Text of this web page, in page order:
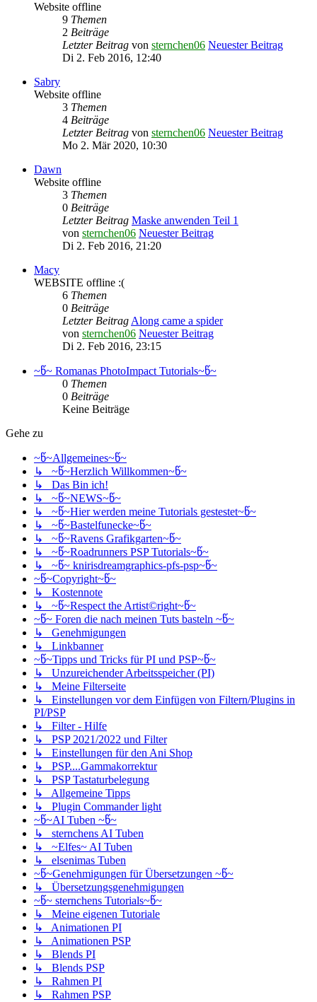
Website offline
9 Themen
2 Beiträge
Letzter Beitrag von sternchen06 Neuester Beitrag
Di 2. Feb 2016, 12:40
Sabry
Website offline
3 Themen
4 Beiträge
Letzter Beitrag von sternchen06 Neuester Beitrag
Mo 2. Mär 2020, 10:30
Dawn
Website offline
3 Themen
0 Beiträge
Letzter Beitrag Maske anwenden Teil 1
von sternchen06 Neuester Beitrag
Di 2. Feb 2016, 21:20
Macy
WEBSITE offline :(
6 Themen
0 Beiträge
Letzter BeitragAlong came a spider
von sternchen06 Neuester Beitrag
Di 2. Feb 2016, 23:15
~წ~ Romanas PhotoImpact Tutorials~წ~
0 Themen
0 Beiträge
Keine Beiträge
Gehe zu
~წ~Allgemeines~წ~
↳ ~წ~Herzlich Willkommen~წ~
↳ Das Bin ich!
↳ ~წ~NEWS~წ~
↳ ~წ~Hier werden meine Tutorials gestestet~წ~
↳ ~წ~Bastelfunecke~წ~
↳ ~წ~Ravens Grafikgarten~წ~
↳ ~წ~Roadrunners PSP Tutorials~წ~
↳ ~წ~ knirisdreamgraphics-pfs-psp~წ~
~წ~Copyright~წ~
↳ Kostennote
↳ ~წ~Respect the Artist©right~წ~
~წ~ Foren die nach meinen Tuts basteln ~წ~
↳ Genehmigungen
↳ Linkbanner
~წ~Tipps und Tricks für PI und PSP~წ~
↳ Unzureichender Arbeitsspeicher (PI)
↳ Meine Filterseite
↳ Einstellungen vor dem Einfügen von Filtern/Plugins in
PI/PSP
↳ Filter - Hilfe
↳ PSP 2021/2022 und Filter
↳ Einstellungen für den Ani Shop
↳ PSP....Gammakorrektur
↳ PSP Tastaturbelegung
↳ Allgemeine Tipps
↳ Plugin Commander light
~წ~AI Tuben ~წ~
↳ sternchens AI Tuben
↳ ~Elfes~ AI Tuben
↳ elsenimas Tuben
~წ~Genehmigungen für Übersetzungen ~წ~
↳ Übersetzungsgenehmigungen
~წ~ sternchens Tutorials~წ~
↳ Meine eigenen Tutoriale
↳ Animationen PI
↳ Animationen PSP
↳ Blends PI
↳ Blends PSP
↳ Rahmen PI
↳ Rahmen PSP